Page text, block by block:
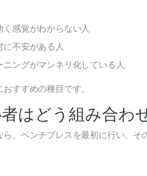
く感覚がわからない人
に不安がある人
ニングがマンネリ化している人
すすめの種目です。
はどう組み合わ
ら、ベンチプレスを最初に行い、そ